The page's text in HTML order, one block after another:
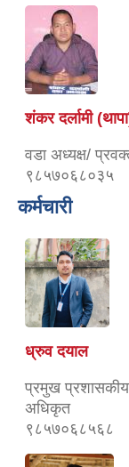
शंकर दर्लामी
वडा अध्यक्ष/
९८५७०६८०३५
कर्मचारी
ध्रुव दयाल
प्रमुख प्रशासकीय
अधिकृत
९८५७०६८५६८